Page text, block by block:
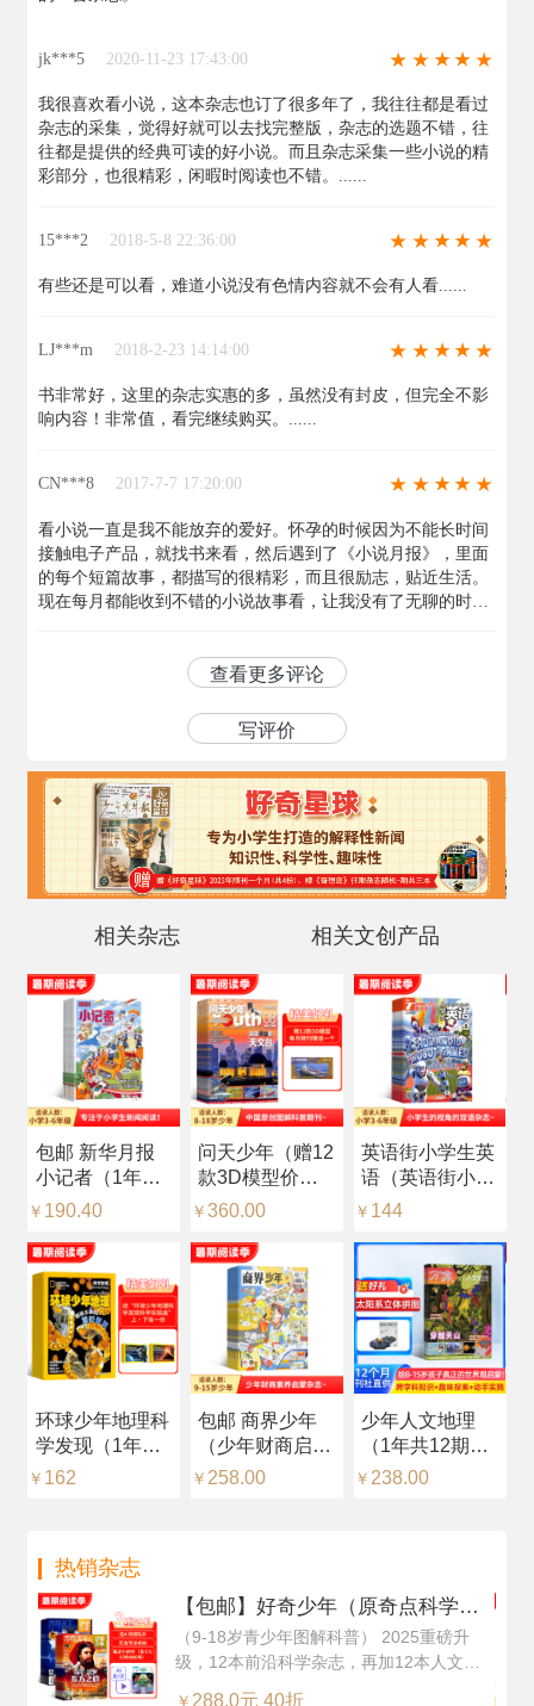
jk***5 2020-11-23 17:43:00
我很喜欢看小说，这本杂志也订了很多年了，我往往都是看过
杂志的采集，觉得好就可以去找完整版，杂志的选题不错，往
往都是提供的经典可读的好小说。而且杂志采集一些小说的精
彩部分，也很精彩，闲暇时阅读也不错。......
15***2 2018-5-8 22:36:00
有些还是可以看，难道小说没有色情内容就不会有人看......
LJ***m 2018-2-23 14:14:00
书非常好，这里的杂志实惠的多，虽然没有封皮，但完全不影
响内容！非常值，看完继续购买。......
CN***8 2017-7-7 17:20:00
看小说一直是我不能放弃的爱好。怀孕的时候因为不能长时间
接触电子产品，就找书来看，然后遇到了《小说月报》，里面
的每个短篇故事，都描写的很精彩，而且很励志，贴近生活。
现在每月都能收到不错的小说故事看，让我没有了无聊的时
查看更多评论
写评价
相关杂志 相关文创产品
包邮 新华月报
小记者（1年共
12期）（预约全
￥ 190.40
问天少年（赠12
款3D模型价值
216元，每月随
（1年共12期）
（杂志订阅）
￥ 360.00
英语街小学生英
语（英语街小学
版）（中英双
期）（杂志订
阅）
￥ 144
环球少年地理科
学发现（1年共
12期）（杂志订
￥ 162
包邮 商界少年
（少年财商启
蒙）（1年共12
￥ 258.00
少年人文地理
（1年共12期）
（杂志订阅）
￥ 238.00
热销杂志
【包邮】好奇少年（原奇点科学）
（Science Illustrated 中文版）（1
年共12期24本，科学版+历史版）
+赠送AI阅读助手
（9-18岁青少年图解科普） 2025重磅升
级，12本前沿科学杂志，再加12本人文知
￥ 288.0元 40折